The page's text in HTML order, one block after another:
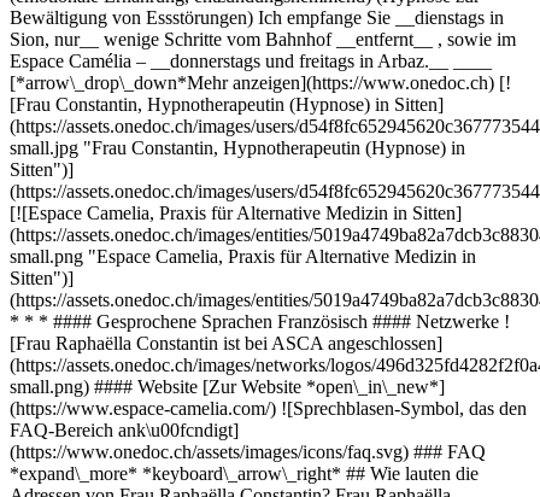
Bewältigung von Essstörungen) Ich empfange Sie __dienstags in
Sion, nur__ wenige Schritte vom Bahnhof __entfernt__ , sowie im
Espace Camélia – __donnerstags und freitags in Arbaz.__ __ __
[*arrow\_drop\_down*Mehr anzeigen](https://www.onedoc.ch) [!
[Frau Constantin, Hypnotherapeutin (Hypnose) in Sitten]
(https://assets.onedoc.ch/images/users/
small.jpg "Frau Constantin, Hypnotherapeutin (Hypnose) in
Sitten")]
(https://assets.onedoc.ch/images/users/
[![Espace Camelia, Praxis für Alternative Medizin in Sitten]
(https://assets.onedoc.ch/images/entities/
small.png "Espace Camelia, Praxis für Alternative Medizin in
Sitten")]
(https://assets.onedoc.ch/images/entities/
* * * #### Gesprochene Sprachen Französisch #### Netzwerke !
[Frau Raphaëlla Constantin ist bei ASCA angeschlossen]
(https://assets.onedoc.ch/images/networks/logos/
small.png) #### Website [Zur Website *open\_in\_new*]
(https://www.espace-camelia.com/) ![Sprechblasen-Symbol, das den
FAQ-Bereich ank\u00fcndigt]
(https://www.onedoc.ch/assets/images/icons/faq.svg) ### FAQ
*expand\_more* *keyboard\_arrow\_right* ## Wie lauten die